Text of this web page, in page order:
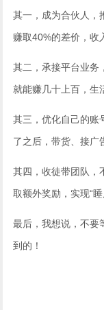
其一，成为合伙人，
赚取40%的差价，收
其二，承接平台业务
就能赚几十上百，生
其三，优化自己的账
了之后，带货、接广
其四，收徒带团队，
取额外奖励，实现“睡
最后，我想说，不要
到的！